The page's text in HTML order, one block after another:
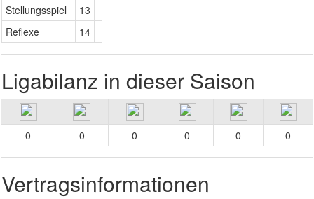
Stellungsspiel
13
Reflexe
14
Ligabilanz in dieser Saison
0 0 0 0 0 0
Vertragsinformationen